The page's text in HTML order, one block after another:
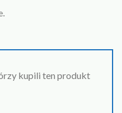
kupili ten produkt